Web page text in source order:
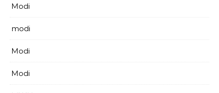
Modi
modi
Modi
Modi